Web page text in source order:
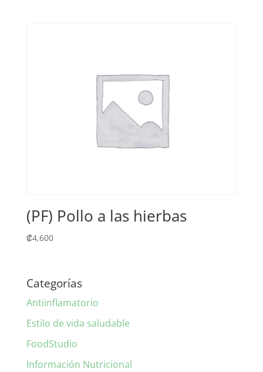
(PF) Pollo a las hierbas
₡4,600
Categorías
Antiinflamatorio
Estilo de vida saludable
FoodStudio
Información Nutricional